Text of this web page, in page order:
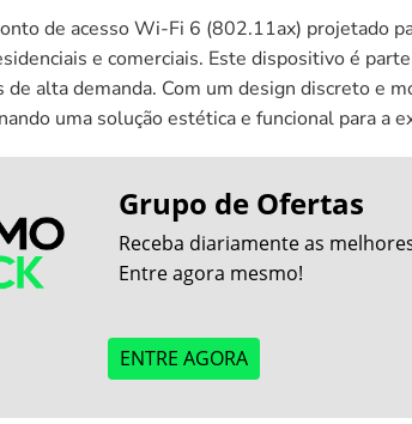
de acesso Wi-Fi 6 (802.11ax) projetado
e comerciais. Este dispositivo é
de alta demanda. Com um design discreto e
uma solução estética e funcional para a
Grupo de Ofertas
Receba diariamente as
Entre agora mesmo!
ENTRE AGORA